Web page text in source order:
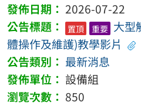
2026-07-22
置頂 重要 大型
體操作及維護)教學影片
最新消息
設備組
850